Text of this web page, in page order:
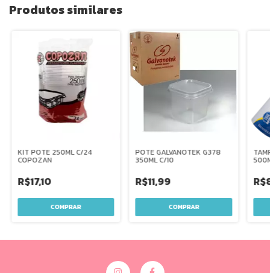
Produtos similares
KIT POTE 250ML C/24
COPOZAN
R$17,10
POTE GALVANOTEK G378
350ML C/10
R$11,99